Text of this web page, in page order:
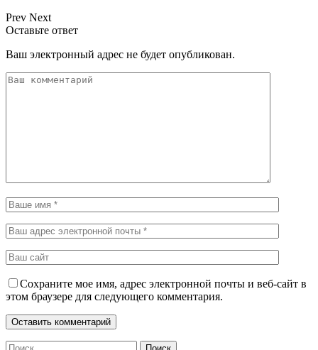
Prev Next
Оставьте ответ
Ваш электронный адрес не будет опубликован.
Сохраните мое имя, адрес электронной почты и веб-сайт в
этом браузере для следующего комментария.